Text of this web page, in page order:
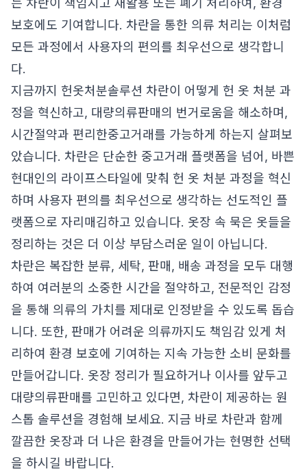
는 차란이 책임지고 재활용 또는 폐기 처리하여, 환경
보호에도 기여합니다. 차란을 통한 의류 처리는 이처럼
모든 과정에서 사용자의 편의를 최우선으로 생각합니
다.
지금까지 헌옷처분솔루션 차란이 어떻게 헌 옷 처분 과
정을 혁신하고, 대량의류판매의 번거로움을 해소하며,
시간절약과 편리한중고거래를 가능하게 하는지 살펴보
았습니다. 차란은 단순한 중고거래 플랫폼을 넘어, 바쁜
현대인의 라이프스타일에 맞춰 헌 옷 처분 과정을 혁신
하며 사용자 편의를 최우선으로 생각하는 선도적인 플
랫폼으로 자리매김하고 있습니다. 옷장 속 묵은 옷들을
정리하는 것은 더 이상 부담스러운 일이 아닙니다.
차란은 복잡한 분류, 세탁, 판매, 배송 과정을 모두 대행
하여 여러분의 소중한 시간을 절약하고, 전문적인 감정
을 통해 의류의 가치를 제대로 인정받을 수 있도록 돕습
니다. 또한, 판매가 어려운 의류까지도 책임감 있게 처
리하여 환경 보호에 기여하는 지속 가능한 소비 문화를
만들어갑니다. 옷장 정리가 필요하거나 이사를 앞두고
대량의류판매를 고민하고 있다면, 차란이 제공하는 원
스톱 솔루션을 경험해 보세요. 지금 바로 차란과 함께
깔끔한 옷장과 더 나은 환경을 만들어가는 현명한 선택
을 하시길 바랍니다.